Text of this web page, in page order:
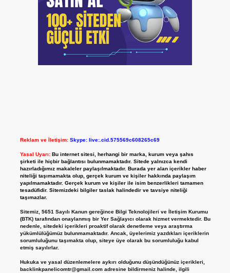
Reklam ve İletişim: Skype: live:.cid.575569c608265c69
Yasal Uyarı: Bu internet sitesi, herhangi bir marka, kurum veya şahıs
şirketi ile hiçbir bağlantısı bulunmamaktadır. Sitede yalnızca kendi
hazırladığımız makaleler paylaşılmaktadır. Burada yer alan içerikler haber
niteliği taşımamakta olup, gerçek kurum ve kişiler hakkında paylaşım
yapılmamaktadır. Gerçek kurum ve kişiler ile isim benzerlikleri tamamen
tesadüfidir. Sitemizdeki bilgiler taslak halindedir ve tavsiye niteliği
taşımazlar.
Sitemiz, 5651 Sayılı Kanun gereğince Bilgi Teknolojileri ve İletişim Kurumu
(BTK) tarafından onaylanmış bir Yer Sağlayıcı olarak hizmet vermektedir. Bu
nedenle, sitedeki içerikleri proaktif olarak denetleme veya araştırma
yükümlülüğümüz bulunmamaktadır. Ancak, üyelerimiz yazdıkları içeriklerin
sorumluluğunu taşımakta olup, siteye üye olarak bu sorumluluğu kabul
etmiş sayılırlar.
Hukuka ve yasal düzenlemelere aykırı olduğunu düşündüğünüz içerikleri,
backlinkpanelicomtr@gmail.comadresine bildirmeniz halinde, ilgili